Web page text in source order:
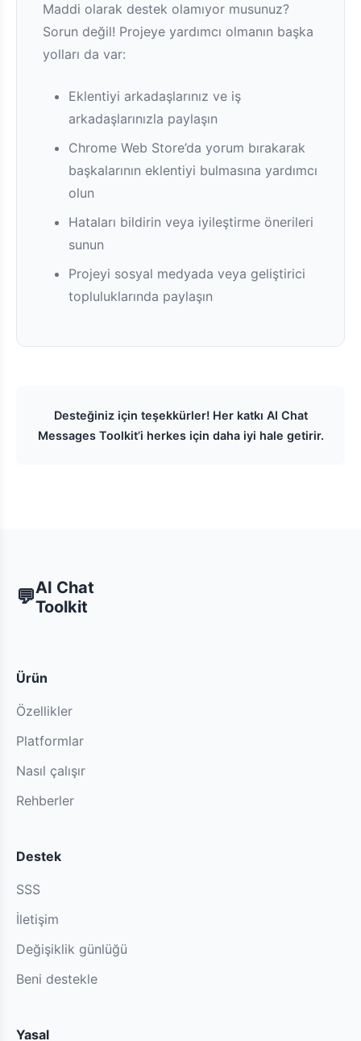
Maddi olarak destek olamıyor musunuz?
Sorun değil! Projeye yardımcı olmanın başka
yolları da var:
Eklentiyi arkadaşlarınız ve iş
arkadaşlarınızla paylaşın
Chrome Web Store’da yorum bırakarak
başkalarının eklentiyi bulmasına yardımcı
olun
Hataları bildirin veya iyileştirme önerileri
sunun
Projeyi sosyal medyada veya geliştirici
topluluklarında paylaşın
Desteğiniz için teşekkürler! Her katkı AI Chat
Messages Toolkit’i herkes için daha iyi hale getirir.
💬AI Chat
Toolkit
Ürün
Özellikler
Platformlar
Nasıl çalışır
Rehberler
Destek
SSS
İletişim
Değişiklik günlüğü
Beni destekle
Yasal